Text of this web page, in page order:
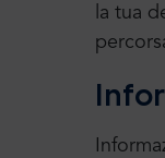
la tua